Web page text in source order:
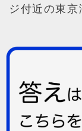
ジ付近の東京